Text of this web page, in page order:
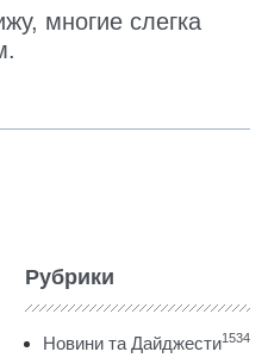
многие слегка
Рубрики
Новини та Дайджести1534